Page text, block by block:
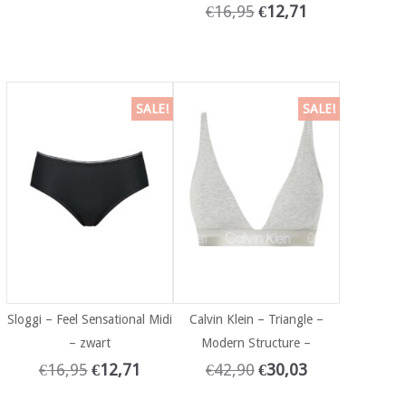
€16,95 €12,71
SALE!
Sloggi – Feel Sensational Midi
– zwart
€16,95 €12,71
SALE!
Calvin Klein – Triangle –
Modern Structure –
€42,90 €30,03